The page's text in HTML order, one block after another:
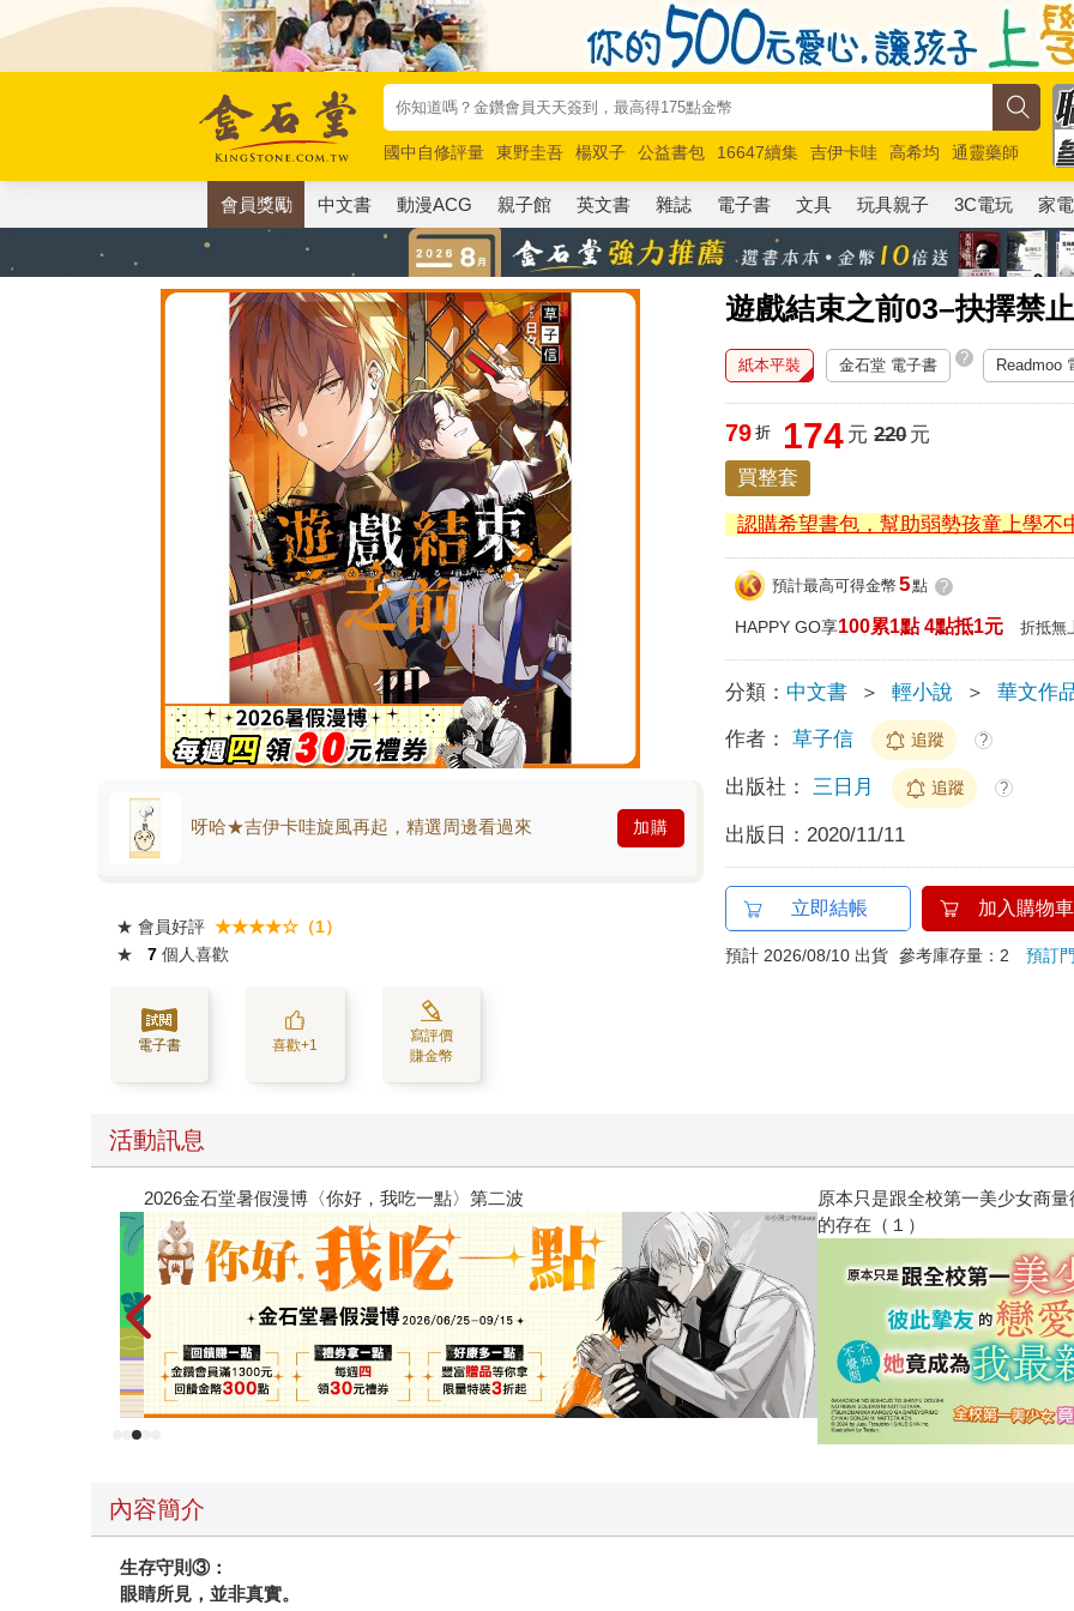
國中自修評量 東野圭吾 楊双子 公益書包 16647續集 吉伊卡哇 高希均
通靈藥師
唯紅花綻放
奧德賽 路邊攤新作 馬斯克 玩具總動員5 超慢跑
會員獎勵 中文書 動漫ACG 親子館 英文書 雜誌 電子書 文具 玩具親子 3C電玩 家電
遊戲結束之前03–抉擇禁
呀哈★吉伊卡哇旋風再起，精選周邊看過來 加購
★ 會員好評 ★★★★☆（1）
★
7 個人喜歡
電子書 喜歡+1
寫評價
賺金幣
紙本平裝 金石堂 電子書 ? Readmoo
79 折 174 元 220元
買整套
認購希望書包，幫助弱勢孩童上學不
預計最高可得金幣 5點 ?
HAPPY GO享100累1點 4點抵1元 折抵無
分類： 中文書 ＞ 輕小說 ＞ 華文作
作者： 草子信 追蹤 ?
出版社： 三日月 追蹤 ?
出版日： 2020/11/11
立即結帳 加入購物車
預計 2026/08/10 出貨 參考庫存量：2預訂
活動訊息
2026金石堂暑假漫博〈你好，我吃一點〉第二波
原本只是跟全校第一美少女商量
的存在（１）
內容簡介
生存守則③：
眼睛所見，並非真實。